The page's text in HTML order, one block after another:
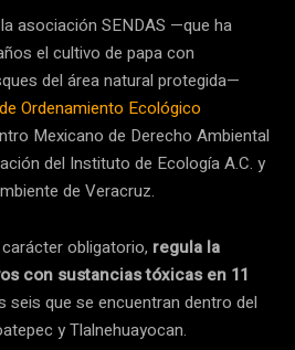
asociación SENDAS —que ha
el cultivo de papa con
del área natural protegida—
Ordenamiento Ecológico
Mexicano de Derecho Ambiental
del Instituto de Ecología A.C. y
de Veracruz.
obligatorio, regula la
con sustancias tóxicas en 11
seis que se encuentran dentro del
y Tlalnehuayocan.